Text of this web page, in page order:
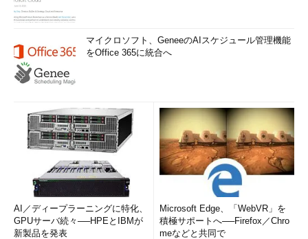
マイクロソフト、GeneeのAIスケジュール管理機能
をOffice 365に統合へ
AI／ディープラーニングに特化、
GPUサーバ続々──HPEとIBMが
新製品を発表
Microsoft Edge、「WebVR」を
積極サポートへ──Firefox／Chro
meなどと共同で